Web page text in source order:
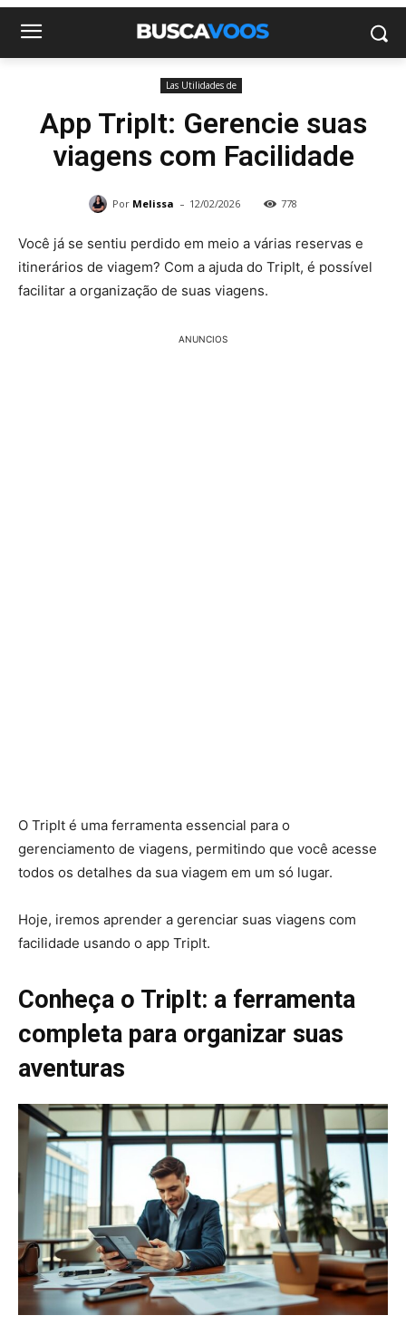
Las Utilidades de
App TripIt: Gerencie suas
viagens com Facilidade
Por Melissa - 12/02/2026 778
Você já se sentiu perdido em meio a várias reservas e
itinerários de viagem? Com a ajuda do TripIt, é possível
facilitar a organização de suas viagens.
ANUNCIOS
O TripIt é uma ferramenta essencial para o
gerenciamento de viagens, permitindo que você acesse
todos os detalhes da sua viagem em um só lugar.
Hoje, iremos aprender a gerenciar suas viagens com
facilidade usando o app Triplt.
Conheça o TripIt: a ferramenta
completa para organizar suas
aventuras